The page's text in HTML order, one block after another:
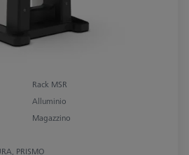
Rack MSR
Alluminio
Magazzino
PRISMO